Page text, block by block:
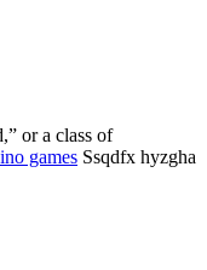
or a class of
games Ssqdfx hyzgha